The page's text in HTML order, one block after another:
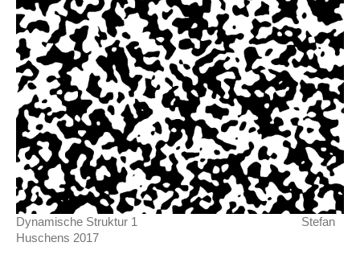
Dynamische Struktur 1 Stefan
Huschens 2017